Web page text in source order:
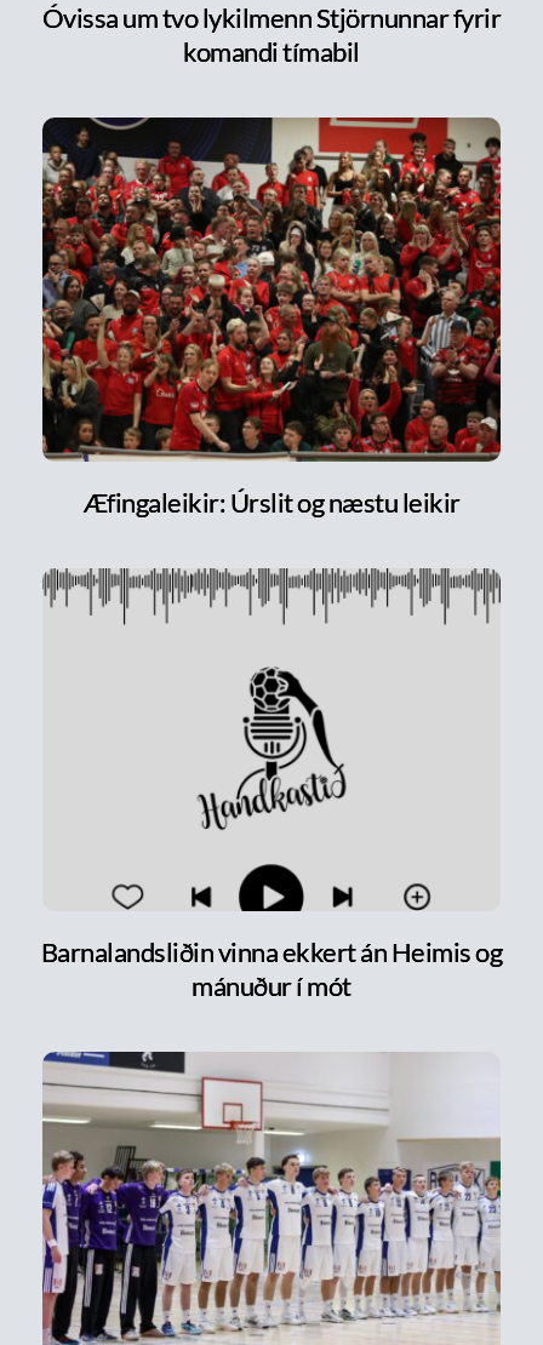
Óvissa um tvo lykilmenn Stjörnunnar fyrir
komandi tímabil
Æfingaleikir: Úrslit og næstu leikir
Barnalandsliðin vinna ekkert án Heimis og
mánuður í mót